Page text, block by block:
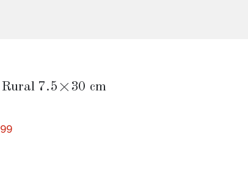
Rural 7.5×30 cm